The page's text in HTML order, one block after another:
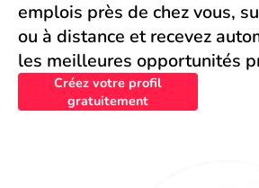
emplois près de chez vous,
ou à distance et recevez
les meilleures opportunités
Créez votre profil
gratuitement